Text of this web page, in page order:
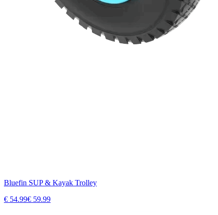
Bluefin SUP & Kayak Trolley
€ 54.99€ 59.99